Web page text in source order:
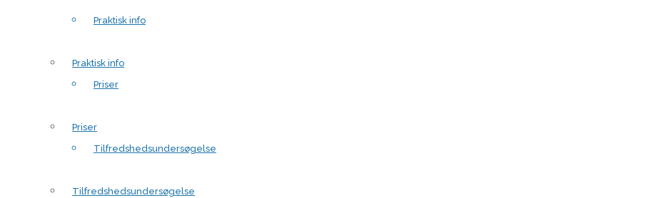
Praktisk info
Priser
Tilfredshedsundersøgelse
Praktisk info
Priser
Tilfredshedsundersøgelse